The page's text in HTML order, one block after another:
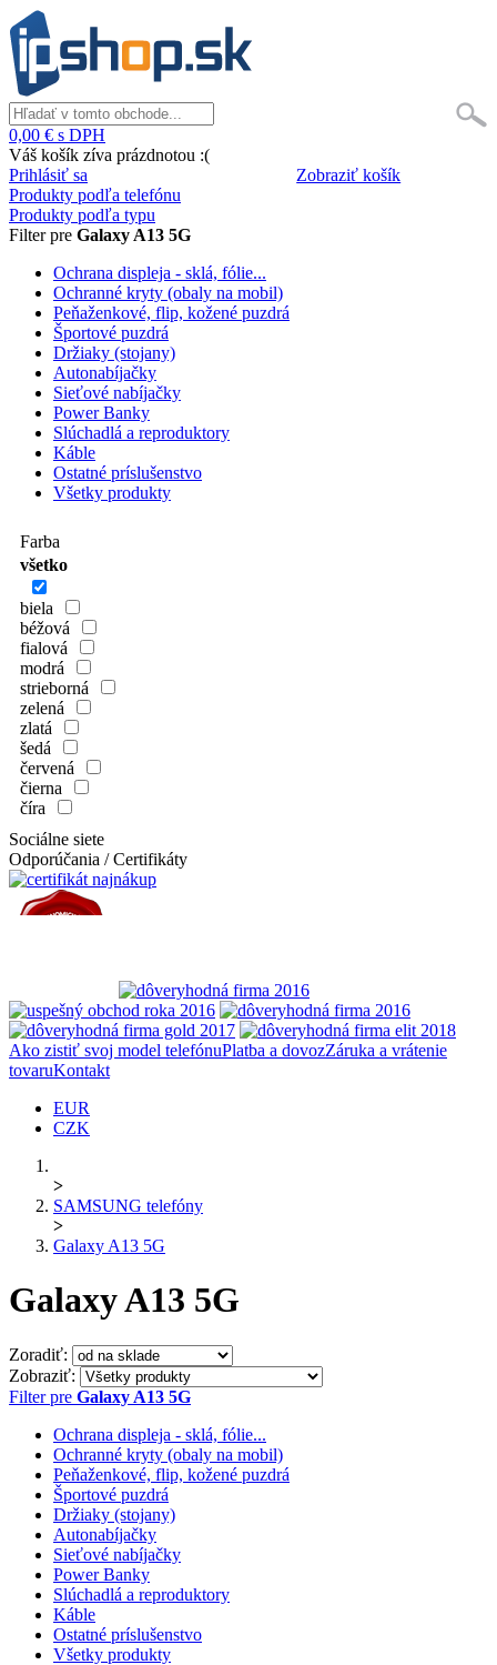
0,00 € s DPH
Váš košík zíva prázdnotou :(
Zobraziť košík
Prihlásiť sa
Produkty podľa telefónu
Produkty podľa typu
Filter pre Galaxy A13 5G
Ochrana displeja - sklá, fólie...
Ochranné kryty (obaly na mobil)
Peňaženkové, flip, kožené puzdrá
Športové puzdrá
Držiaky (stojany)
Autonabíjačky
Sieťové nabíjačky
Power Banky
Slúchadlá a reproduktory
Káble
Ostatné príslušenstvo
Všetky produkty
Farba
všetko
biela
béžová
fialová
modrá
strieborná
zelená
zlatá
šedá
červená
čierna
číra
Sociálne siete
Odporúčania / Certifikáty
Ako zistiť svoj model telefónuPlatba a dovozZáruka a vrátenie
tovaruKontakt
EUR
CZK
>
SAMSUNG telefóny
>
Galaxy A13 5G
Galaxy A13 5G
Zoradiť:
Zobraziť:
Filter pre Galaxy A13 5G
Ochrana displeja - sklá, fólie...
Ochranné kryty (obaly na mobil)
Peňaženkové, flip, kožené puzdrá
Športové puzdrá
Držiaky (stojany)
Autonabíjačky
Sieťové nabíjačky
Power Banky
Slúchadlá a reproduktory
Káble
Ostatné príslušenstvo
Všetky produkty